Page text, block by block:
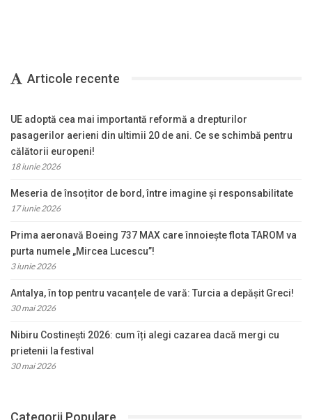
Articole recente
UE adoptă cea mai importantă reformă a drepturilor
pasagerilor aerieni din ultimii 20 de ani. Ce se schimbă pentru
călătorii europeni!
18 iunie 2026
Meseria de însoțitor de bord, între imagine și responsabilitate
17 iunie 2026
Prima aeronavă Boeing 737 MAX care înnoiește flota TAROM va
purta numele „Mircea Lucescu”!
3 iunie 2026
Antalya, în top pentru vacanțele de vară: Turcia a depășit Greci!
30 mai 2026
Nibiru Costinești 2026: cum îți alegi cazarea dacă mergi cu
prietenii la festival
30 mai 2026
Categorii Populare